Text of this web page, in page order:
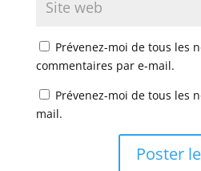
Prévenez-moi de tous les
commentaires par e-mail.
Prévenez-moi de tous les
mail.